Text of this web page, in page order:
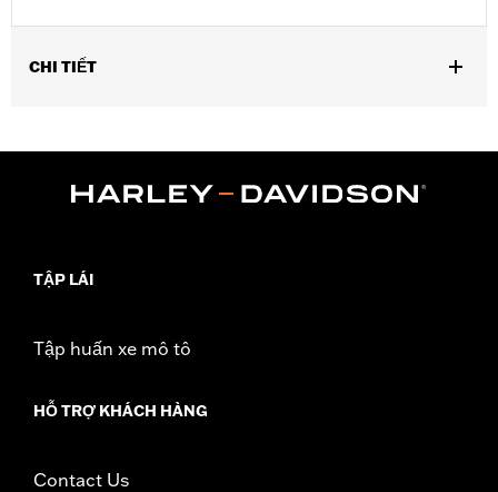
CHI TIẾT
Dimension Description:Shaft height: 5.5"/Heel height: 1.75"
TẬP LÁI
Tập huấn xe mô tô
HỖ TRỢ KHÁCH HÀNG
Contact Us